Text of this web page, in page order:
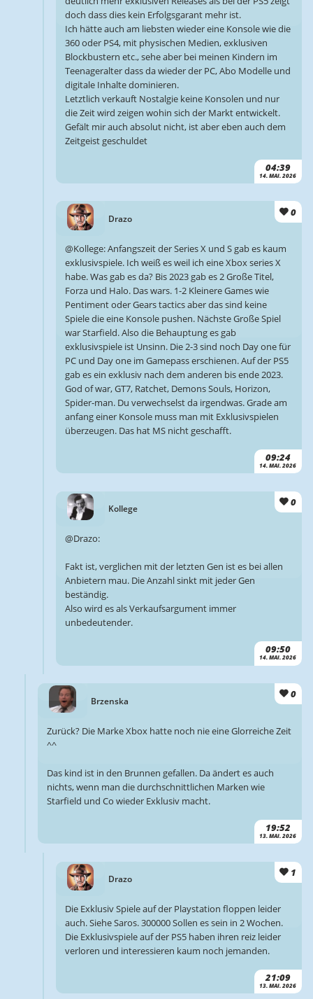
04:39
14. MAI. 2026
doch dass dies kein Erfolgsgarant mehr ist.
Ich hätte auch am liebsten wieder eine Konsole wie die
360 oder PS4, mit physischen Medien, exklusiven
Blockbustern etc., sehe aber bei meinen Kindern im
Teenageralter dass da wieder der PC, Abo Modelle und
digitale Inhalte dominieren.
Letztlich verkauft Nostalgie keine Konsolen und nur
die Zeit wird zeigen wohin sich der Markt entwickelt.
Gefält mir auch absolut nicht, ist aber eben auch dem
Zeitgeist geschuldet
Drazo
0
09:24
14. MAI. 2026
@Kollege: Anfangszeit der Series X und S gab es kaum
exklusivspiele. Ich weiß es weil ich eine Xbox series X
habe. Was gab es da? Bis 2023 gab es 2 Große Titel,
Forza und Halo. Das wars. 1-2 Kleinere Games wie
Pentiment oder Gears tactics aber das sind keine
Spiele die eine Konsole pushen. Nächste Große Spiel
war Starfield. Also die Behauptung es gab
exklusivspiele ist Unsinn. Die 2-3 sind noch Day one für
PC und Day one im Gamepass erschienen. Auf der PS5
gab es ein exklusiv nach dem anderen bis ende 2023.
God of war, GT7, Ratchet, Demons Souls, Horizon,
Spider-man. Du verwechselst da irgendwas. Grade am
anfang einer Konsole muss man mit Exklusivspielen
überzeugen. Das hat MS nicht geschafft.
Kollege
0
09:50
14. MAI. 2026
@Drazo:
Fakt ist, verglichen mit der letzten Gen ist es bei allen
Anbietern mau. Die Anzahl sinkt mit jeder Gen
beständig.
Also wird es als Verkaufsargument immer
unbedeutender.
Brzenska
0
19:52
13. MAI. 2026
Zurück? Die Marke Xbox hatte noch nie eine Glorreiche Zeit
^^
Das kind ist in den Brunnen gefallen. Da ändert es auch
nichts, wenn man die durchschnittlichen Marken wie
Starfield und Co wieder Exklusiv macht.
Drazo
1
21:09
13. MAI. 2026
Die Exklusiv Spiele auf der Playstation floppen leider
auch. Siehe Saros. 300000 Sollen es sein in 2 Wochen.
Die Exklusivspiele auf der PS5 haben ihren reiz leider
verloren und interessieren kaum noch jemanden.